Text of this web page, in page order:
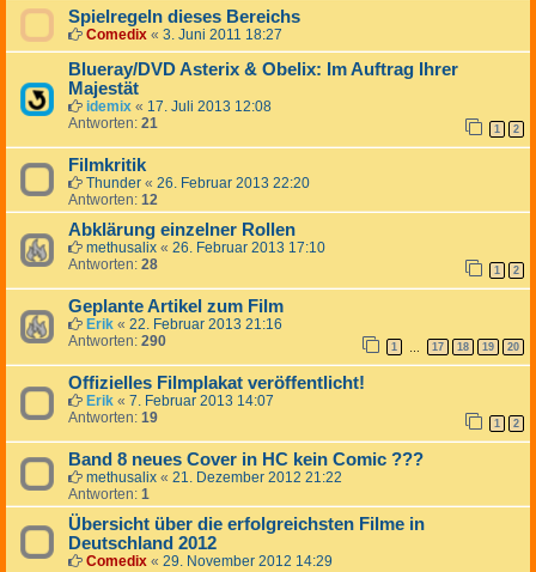
Spielregeln dieses Bereichs
Comedix « 3. Juni 2011 18:27
Blueray/DVD Asterix & Obelix: Im Auftrag Ihrer
Majestät
idemix « 17. Juli 2013 12:08
Antworten: 21 1 2
Filmkritik
Thunder « 26. Februar 2013 22:20
Antworten: 12
Abklärung einzelner Rollen
methusalix « 26. Februar 2013 17:10
Antworten: 28 1 2
Geplante Artikel zum Film
Erik « 22. Februar 2013 21:16
Antworten: 290 1 … 17 18 19 20
Offizielles Filmplakat veröffentlicht!
Erik « 7. Februar 2013 14:07
Antworten: 19 1 2
Band 8 neues Cover in HC kein Comic ???
methusalix « 21. Dezember 2012 21:22
Antworten: 1
Übersicht über die erfolgreichsten Filme in
Deutschland 2012
Comedix « 29. November 2012 14:29